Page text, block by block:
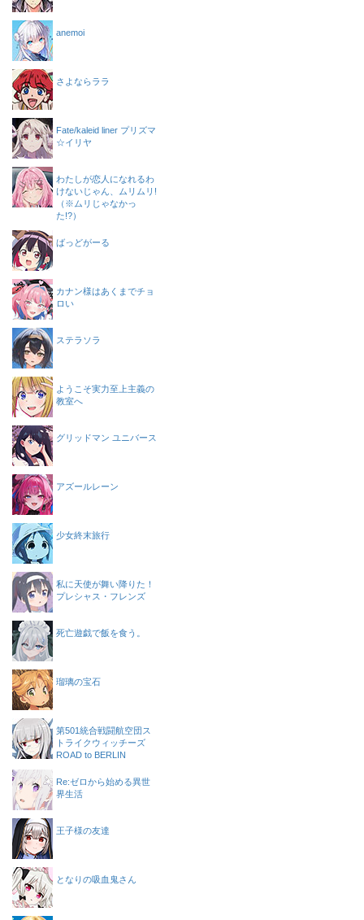
anemoi
さよならララ
Fate/kaleid liner プリズマ
☆イリヤ
わたしが恋人になれるわ
けないじゃん、ムリムリ!
（※ムリじゃなかっ
た!?）
ばっどがーる
カナン様はあくまでチョ
ロい
ステラソラ
ようこそ実力至上主義の
教室へ
グリッドマン ユニバース
アズールレーン
少女終末旅行
私に天使が舞い降りた！
プレシャス・フレンズ
死亡遊戯で飯を食う。
瑠璃の宝石
第501統合戦闘航空団ス
トライクウィッチーズ
ROAD to BERLIN
Re:ゼロから始める異世
界生活
王子様の友達
となりの吸血鬼さん